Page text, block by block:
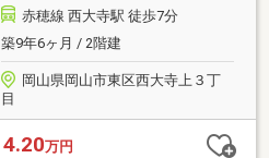
赤穂線 西大寺駅 徒歩7分
築9年6ヶ月 / 2階建
岡山県岡山市東区西大寺上３丁
目
4.20万円